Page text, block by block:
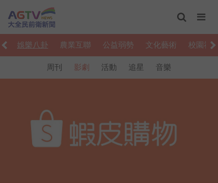
娛樂八卦 農業互聯 公益弱勢 文化藝術 校園社
周刊 影劇 活動 追星 音樂